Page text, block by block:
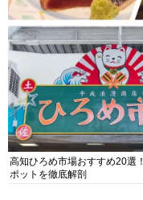
高知ひろめ市場おすすめ20選
ポットを徹底解剖